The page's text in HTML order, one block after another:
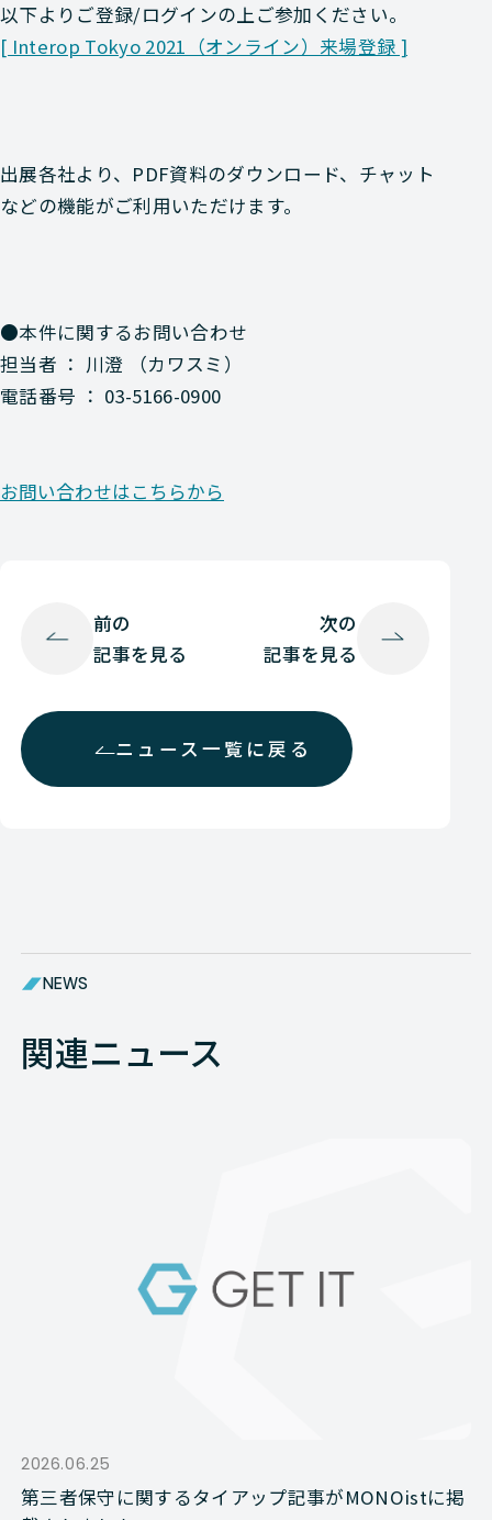
以下よりご登録/ログインの上ご参加ください。
[ Interop Tokyo 2021（オンライン）来場登録 ]
出展各社より、PDF資料のダウンロード、チャット
などの機能がご利用いただけます。
●本件に関するお問い合わせ
担当者 ： 川澄 （カワスミ）
電話番号 ： 03-5166-0900
お問い合わせはこちらから
前の
記事を見る
ニュース一覧に戻る
次の
記事を見る
NEWS
関連ニュース
2026.06.25
第三者保守に関するタイアップ記事がMONOistに掲